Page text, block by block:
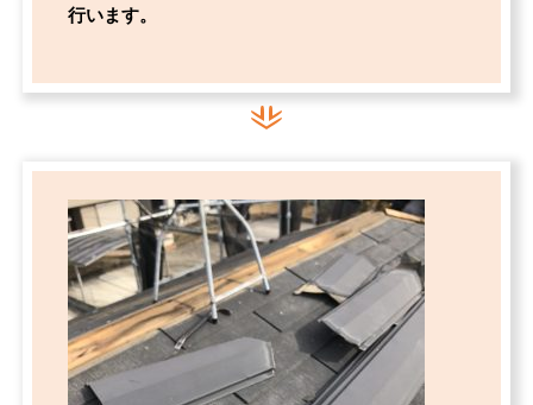
行います。